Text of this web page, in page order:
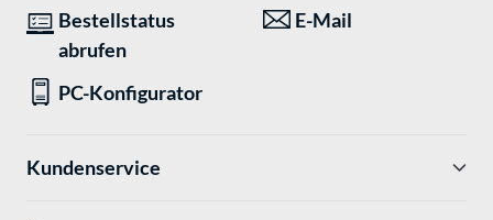
Bestellstatus
abrufen
E-Mail
PC-Konfigurator
Kundenservice